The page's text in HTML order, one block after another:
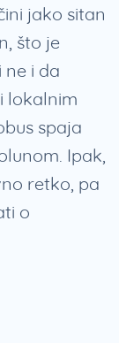
jako sitan
što je
ne i da
lokalnim
spaja
Ipak,
retko, pa
o